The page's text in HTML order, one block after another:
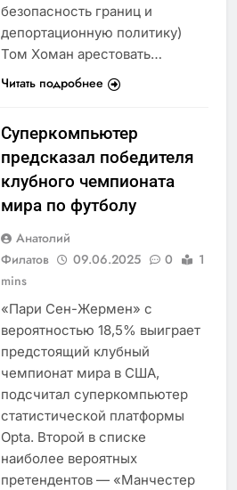
безопасность границ и
депортационную политику)
Том Хоман арестовать…
Читать подробнее
Суперкомпьютер
предсказал победителя
клубного чемпионата
мира по футболу
Анатолий
Филатов
09.06.2025 0
1
mins
«Пари Сен-Жермен» с
вероятностью 18,5% выиграет
предстоящий клубный
чемпионат мира в США,
подсчитал суперкомпьютер
статистической платформы
Opta. Второй в списке
наиболее вероятных
претендентов — «Манчестер